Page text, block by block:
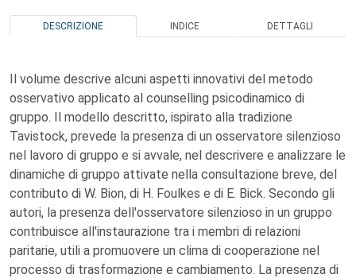
DESCRIZIONE INDICE DETTAGLI
Il volume descrive alcuni aspetti innovativi del metodo
osservativo applicato al counselling psicodinamico di
gruppo. Il modello descritto, ispirato alla tradizione
Tavistock, prevede la presenza di un osservatore silenzioso
nel lavoro di gruppo e si avvale, nel descrivere e analizzare le
dinamiche di gruppo attivate nella consultazione breve, del
contributo di W. Bion, di H. Foulkes e di E. Bick. Secondo gli
autori, la presenza dell'osservatore silenzioso in un gruppo
contribuisce all'instaurazione tra i membri di relazioni
paritarie, utili a promuovere un clima di cooperazione nel
processo di trasformazione e cambiamento. La presenza di